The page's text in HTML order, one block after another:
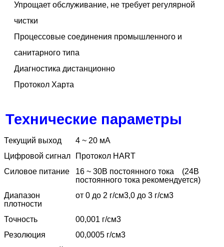
Упрощает обслуживание, не требует регулярной
чистки
Процессовые соединения промышленного и
санитарного типа
Диагностика дистанционно
Протокол Харта
Технические параметры
Текущий выход
4 ~ 20 мА
Цифровой сигнал
Протокол HART
Силовое питание
16 ~ 30В постоянного тока
(24В
постоянного тока рекомендуется)
Диапазон
плотности
от 0 до 2 г/см3,0 до 3 г/см3
Точность
00,001 г/см3
Резолюция
00,0005 г/см3